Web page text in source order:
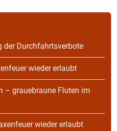
der Durchfahrtsverbote
wieder erlaubt
– grauebraune Fluten im
wieder erlaubt